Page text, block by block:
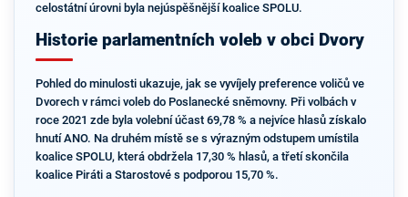
celostátní úrovni byla nejúspěšnější koalice SPOLU.
Historie parlamentních voleb v obci Dvory
Pohled do minulosti ukazuje, jak se vyvíjely preference voličů ve
Dvorech v rámci voleb do Poslanecké sněmovny. Při volbách v
roce 2021 zde byla volební účast 69,78 % a nejvíce hlasů získalo
hnutí ANO. Na druhém místě se s výrazným odstupem umístila
koalice SPOLU, která obdržela 17,30 % hlasů, a třetí skončila
koalice Piráti a Starostové s podporou 15,70 %.